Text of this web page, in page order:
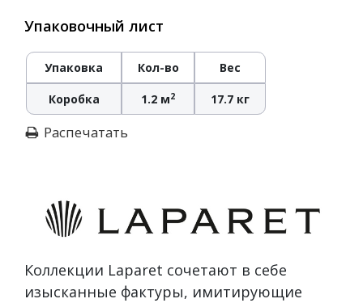
Упаковочный лист
Упаковка Кол-во Вес
Коробка 1.2 м2 17.7 кг
Распечатать
Коллекции Laparet сочетают в себе
изысканные фактуры, имитирующие